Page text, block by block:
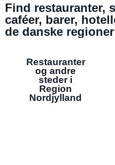
Find restauranter,
caféer, barer,
de danske regioner
Restauranter
og andre
steder i
Region
Nordjylland